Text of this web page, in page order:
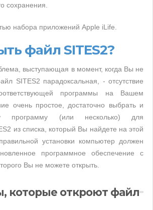
сохранения.
набора приложений Apple iLife.
файл SITES2?
выступающая в момент, когда Вы не
SITES2 парадоксальная, - отсутствие
программы на Вашем
очень простое, достаточно выбрать и
программу (или несколько) для
из списка, который Вы найдете на этой
установки компьютер должен
программное обеспечение с
Вы не можете открыть.
которые откроют файл